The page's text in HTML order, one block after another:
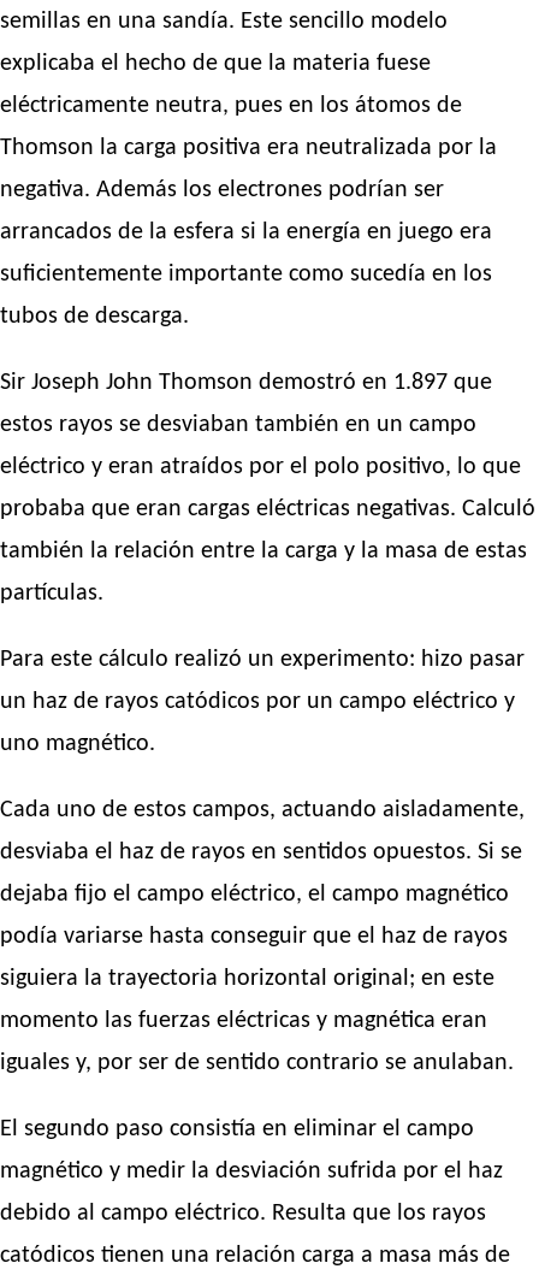
semillas en una sandía. Este sencillo modelo
explicaba el hecho de que la materia fuese
eléctricamente neutra, pues en los átomos de
Thomson la carga positiva era neutralizada por la
negativa. Además los electrones podrían ser
arrancados de la esfera si la energía en juego era
suficientemente importante como sucedía en los
tubos de descarga.
Sir Joseph John Thomson demostró en 1.897 que
estos rayos se desviaban también en un campo
eléctrico y eran atraídos por el polo positivo, lo que
probaba que eran cargas eléctricas negativas. Calculó
también la relación entre la carga y la masa de estas
partículas.
Para este cálculo realizó un experimento: hizo pasar
un haz de rayos catódicos por un campo eléctrico y
uno magnético.
Cada uno de estos campos, actuando aisladamente,
desviaba el haz de rayos en sentidos opuestos. Si se
dejaba fijo el campo eléctrico, el campo magnético
podía variarse hasta conseguir que el haz de rayos
siguiera la trayectoria horizontal original; en este
momento las fuerzas eléctricas y magnética eran
iguales y, por ser de sentido contrario se anulaban.
El segundo paso consistía en eliminar el campo
magnético y medir la desviación sufrida por el haz
debido al campo eléctrico. Resulta que los rayos
catódicos tienen una relación carga a masa más de